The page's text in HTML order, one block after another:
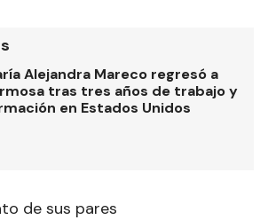
Alejandra Mareco regresó a
tras tres años de trabajo y
en Estados Unidos
de sus pares